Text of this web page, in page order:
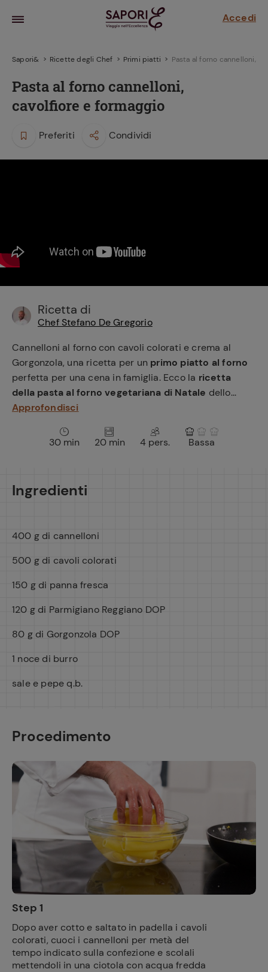
Accedi
ricetta
il
Sapori& Ricette degli Chef Primi piatti Pasta al forno cannelloni,
Pasta al forno cannelloni,
cavolfiore e formaggio
Preferiti Condividi
Ricetta di
Chef Stefano De Gregorio
Cannelloni al forno con cavoli colorati e crema al
Gorgonzola, una ricetta per un primo piatto al forno
perfetta per una cena in famiglia. Ecco la ricetta
della pasta al forno vegetariana di Natale dello...
Approfondisci
30 min 20 min 4 pers. Bassa
Ingredienti
400 g di cannelloni
500 g di cavoli colorati
150 g di panna fresca
120 g di Parmigiano Reggiano DOP
80 g di Gorgonzola DOP
1 noce di burro
sale e pepe q.b.
Procedimento
Step 1
Dopo aver cotto e saltato in padella i cavoli
colorati, cuoci i cannelloni per metà del
tempo indicato sulla confezione e scolali
mettendoli in una ciotola con acqua fredda